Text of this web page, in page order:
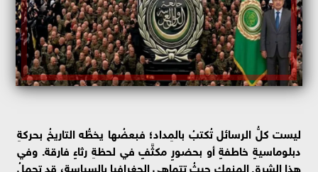
ليست كلُّ الرسائل تُكتبُ بالمِداد؛ فبعضُها يخطُّه التاريخُ بحركةِ
دبلوماسيةٍ خاطفةٍ أو بحضورٍ مكثَّفٍ في لحظةِ رثاءٍ فارقة. وفي
هذا الشرقِ المنهكِ حيثُ تتماهى الجغرافيا بالسياسة، قد تحملُ